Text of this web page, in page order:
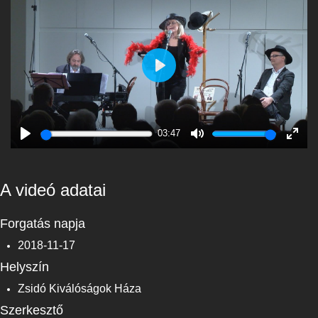
Play
03:47
Mute
Enter
Play
A videó adatai
Forgatás napja
2018-11-17
Helyszín
Zsidó Kiválóságok Háza
Szerkesztő